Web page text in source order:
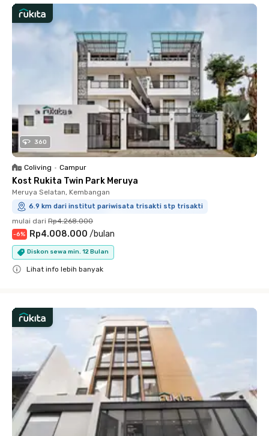
360
Coliving • Campur
Kost Rukita Twin Park Meruya
Meruya Selatan, Kembangan
6.9 km dari institut pariwisata trisakti stp trisakti
mulai dari Rp4.268.000
-6% Rp4.008.000 /bulan
Diskon sewa min. 12 Bulan
Lihat info lebih banyak